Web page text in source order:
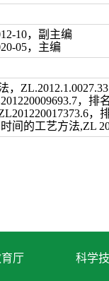
10，副主编
05，主编
，排
，
间的工艺方法,ZL
厅 科学